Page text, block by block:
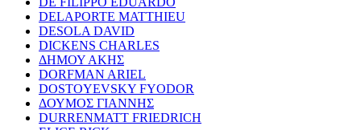
DELAPORTE MATTHIEU
DESOLA DAVID
DICKENS CHARLES
ΔΗΜΟΥ ΑΚΗΣ
DORFMAN ARIEL
DOSTOYEVSKY FYODOR
ΔΟΥΜΟΣ ΓΙΑΝΝΗΣ
DURRENMATT FRIEDRICH